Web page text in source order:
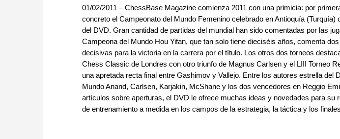
01/02/2011 – ChessBase Magazine comienza 2011 con una primicia: por
concreto el Campeonato del Mundo Femenino celebrado en Antioquía (Turquía)
del DVD. Gran cantidad de partidas del mundial han sido comentadas por las
Campeona del Mundo Hou Yifan, que tan solo tiene dieciséis años, comenta
decisivas para la victoria en la carrera por el título. Los otros dos torneos
Chess Classic de Londres con otro triunfo de Magnus Carlsen y el LIII Torneo
una apretada recta final entre Gashimov y Vallejo. Entre los autores estrella del
Mundo Anand, Carlsen, Karjakin, McShane y los dos vencedores en Reggio
artículos sobre aperturas, el DVD le ofrece muchas ideas y novedades para su
de entrenamiento a medida en los campos de la estrategia, la táctica y los